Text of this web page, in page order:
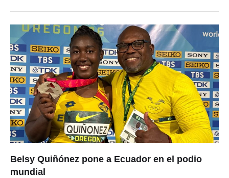
Belsy Quiñónez pone a Ecuador en el podio
mundial